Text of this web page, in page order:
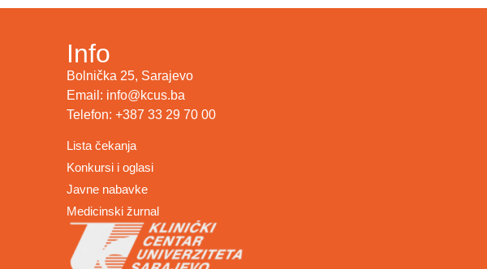
Info
Bolnička 25, Sarajevo
Email: info@kcus.ba
Telefon: +387 33 29 70 00
Lista čekanja
Konkursi i oglasi
Javne nabavke
Medicinski žurnal